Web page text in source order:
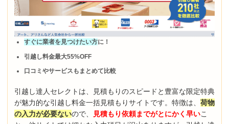
すぐに業者を見つけたい方に！
引越し料金最大55%OFF
口コミやサービスもまとめて比較
引越し達人セレクトは、見積もりのスピードと豊富な限定特典
が魅力的な引越し料金一括見積もりサイトです。特徴は、 荷物
の入力が必要ないので、 見積もり依頼までがとにかく早いこ